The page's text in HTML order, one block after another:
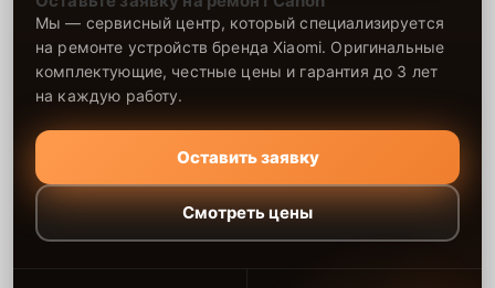
Мы — сервисный центр, который специализируется
на ремонте устройств бренда Xiaomi. Оригинальные
комплектующие, честные цены и гарантия до 3 лет
на каждую работу.
Оставить заявку
Смотреть цены